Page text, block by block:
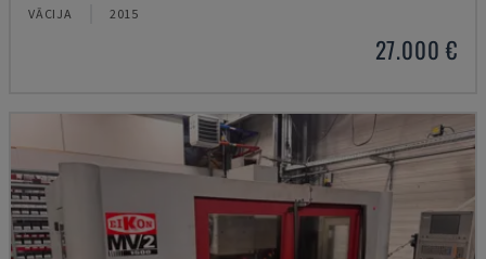
VĀCIJA 2015
27.000 €